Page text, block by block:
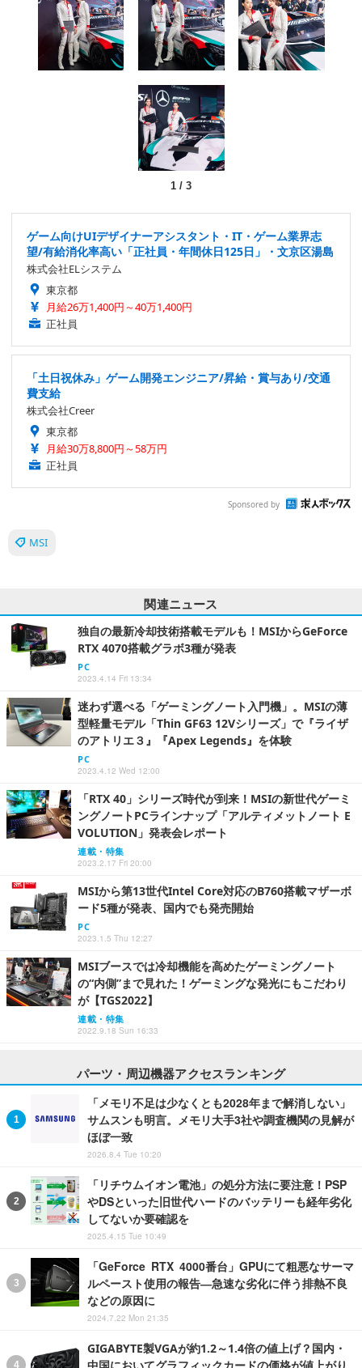
1/ 3
ゲーム向けUIデザイナーアシスタント・IT・ゲーム業界志
望/有給消化率高い「正社員・年間休日125日」・文京区湯島
株式会社ELシステム
東京都
月給26万1,400円～40万1,400円
正社員
「土日祝休み」ゲーム開発エンジニア/昇給・賞与あり/交通
費支給
株式会社Creer
東京都
月給30万8,800円～58万円
正社員
Sponsored by
MSI
関連ニュース
独自の最新冷却技術搭載モデルも！MSIからGeForce
RTX 4070搭載グラボ3種が発表
PC
2023.4.14 Fri 13:34
迷わず選べる「ゲーミングノート入門機」。MSIの薄
型軽量モデル「Thin GF63 12Vシリーズ」で『ライザ
のアトリエ３』『Apex Legends』を体験
PC
2023.4.12 Wed 12:00
「RTX 40」シリーズ時代が到来！MSIの新世代ゲーミ
ングノートPCラインナップ「アルティメットノート E
VOLUTION」発表会レポート
連載・特集
2023.2.17 Fri 20:00
MSIから第13世代Intel Core対応のB760搭載マザーボ
ード5種が発表、国内でも発売開始
PC
2023.1.5 Thu 12:27
MSIブースでは冷却機能を高めたゲーミングノート
の“内側”まで見れた！ゲーミングな発光にもこだわり
が【TGS2022】
連載・特集
2022.9.18 Sun 16:33
パーツ・周辺機器アクセスランキング
「メモリ不足は少なくとも2028年まで解消しない」
サムスンも明言。メモリ大手3社や調査機関の見解が
ほぼ一致
2026.8.4 Tue 10:20
「リチウムイオン電池」の処分方法に要注意！PSP
やDSといった旧世代ハードのバッテリーも経年劣化
してないか要確認を
2025.4.15 Tue 10:49
「GeForce RTX 4000番台」GPUにて粗悪なサーマ
ルペースト使用の報告―急速な劣化に伴う排熱不良
などの原因に
2024.7.22 Mon 21:35
GIGABYTE製VGAが約1.2～1.4倍の値上げ？国内・